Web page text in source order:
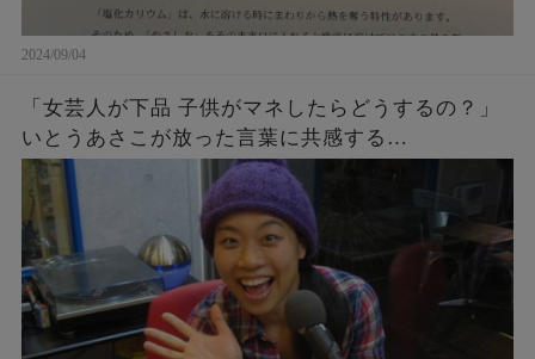
2024/09/04
「女芸人が下品 子供がマネしたらどうするの？」
いとうあさこが放った言葉に共感する…